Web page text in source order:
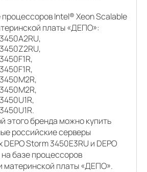
Intel® Xeon Scalable
платы «ДЕПО»:
этого бренда можно купить
российские серверы
Storm 3450E3RU и DEPO
базе процессоров
материнской платы «ДЕПО».